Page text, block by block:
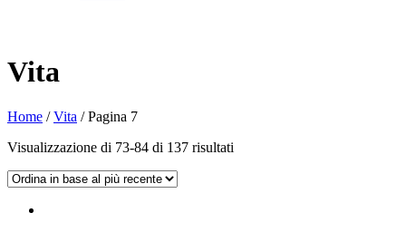
Vita
Home /Vita /Pagina 7
Visualizzazione di 73-84 di 137 risultati